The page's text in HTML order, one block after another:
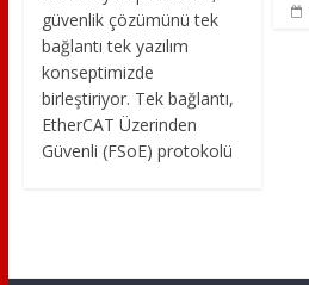
güvenlik çözümünü tek
bağlantı tek yazılım
konseptimizde
birleştiriyor. Tek bağlantı,
EtherCAT Üzerinden
Güvenli (FSoE) protokolü